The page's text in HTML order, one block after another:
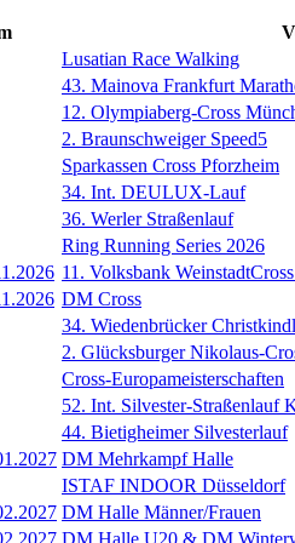
Lusatian Race Walking
43. Mainova Frankfurt
12. Olympiaberg-Cross
2. Braunschweiger Speed5
Sparkassen Cross Pforzheim
34. Int. DEULUX-Lauf
36. Werler Straßenlauf
Ring Running Series 2026
11. Volksbank
DM Cross
34. Wiedenbrücker
2. Glücksburger Nikolaus-
Cross-Europameisterschaften
52. Int. Silvester-Straßenlauf
44. Bietigheimer Silvesterlauf
DM Mehrkampf Halle
ISTAF INDOOR Düsseldorf
DM Halle Männer/Frauen
DM Halle U20 & DM